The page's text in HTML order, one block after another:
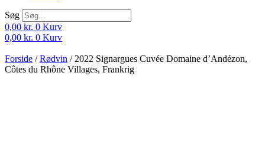
Søg
0,00 kr. 0 Kurv
0,00 kr. 0 Kurv
Forside /Rødvin / 2022 Signargues Cuvée Domaine d’Andézon,
Côtes du Rhône Villages, Frankrig